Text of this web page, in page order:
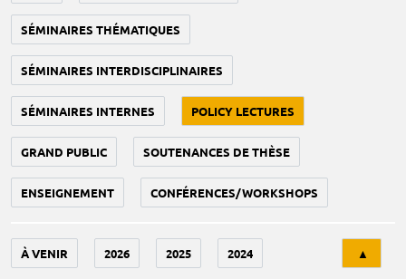
SÉMINAIRES THÉMATIQUES
SÉMINAIRES INTERDISCIPLINAIRES
SÉMINAIRES INTERNES POLICY LECTURES
GRAND PUBLIC SOUTENANCES DE THÈSE
ENSEIGNEMENT CONFÉRENCES/WORKSHOPS
À VENIR 2026 2025 2024 ▲